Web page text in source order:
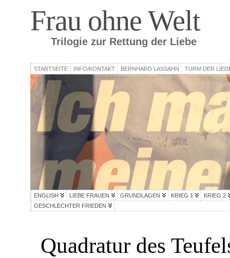
Frau ohne Welt
Trilogie zur Rettung der Liebe
STARTSEITE INFO/KONTAKT BERNHARD LASSAHN TURM DER
ENGLISH LIEBE FRAUEN GRUNDLAGEN KRIEG 1
KRIEG 2
GESCHLECHTER FRIEDEN
Quadratur des